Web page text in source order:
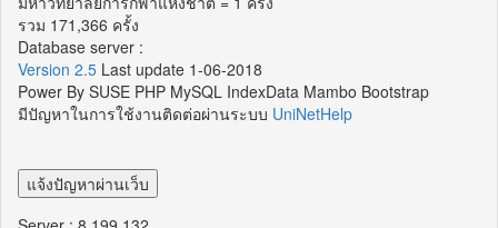
รวม 171,366 ครั้ง
Database server :
Version 2.5 Last update 1-06-2018
Power By SUSE PHP MySQL IndexData Mambo Bootstrap
มีปัญหาในการใช้งานติดต่อผ่านระบบ UniNetHelp